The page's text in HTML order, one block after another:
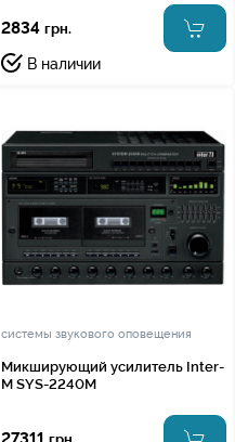
2834 грн.
В наличии
системы звукового оповещения
Микширующий усилитель Inter-
M SYS-2240M
грн.